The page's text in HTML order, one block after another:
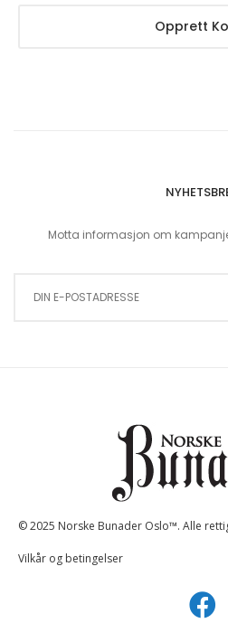
Opprett
Motta informasjon om
© 2025 Norske Bunader Oslo™. Alle
Vilkår og betingelser